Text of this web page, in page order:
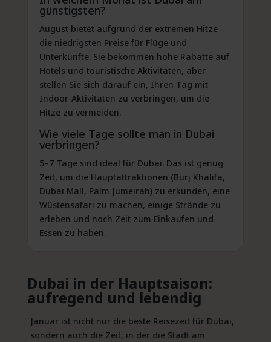
günstigsten?
August bietet aufgrund der extremen Hitze
die niedrigsten Preise für Flüge und
Unterkünfte. Sie bekommen hohe Rabatte auf
Hotels und touristische Aktivitäten, aber
stellen Sie sich darauf ein, Ihren Tag mit
Indoor-Aktivitäten zu verbringen, um die
Hitze zu vermeiden.
Wie viele Tage sollte man in Dubai
verbringen?
5–7 Tage sind ideal für Dubai. Das ist genug
Zeit, um die Hauptattraktionen (Burj Khalifa,
Dubai Mall, Palm Jumeirah) zu erkunden, eine
Wüstensafari zu machen, einige Strände zu
erleben und noch Zeit zum Einkaufen und
Essen zu haben.
Dubai in der Hauptsaison:
aufregend und lebendig
Januar ist nicht nur die beste Reisezeit für Dubai,
sondern auch die Zeit, in der die Stadt am